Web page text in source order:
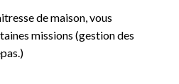
de maison, vous
missions (gestion des